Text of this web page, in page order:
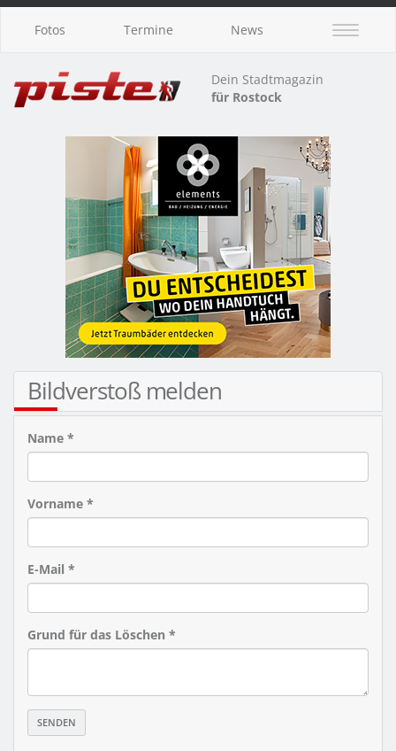
Fotos Termine News
Dein Stadtmagazin
für Rostock
Bildverstoß melden
Name *
Vorname *
E-Mail *
Grund für das Löschen *